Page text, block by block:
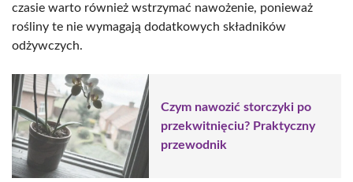
czasie warto również wstrzymać nawożenie, ponieważ
rośliny te nie wymagają dodatkowych składników
odżywczych.
Czym nawozić storczyki po
przekwitnięciu? Praktyczny
przewodnik